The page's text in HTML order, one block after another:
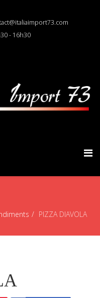
- 16h30
PIZZA DIAVOLA